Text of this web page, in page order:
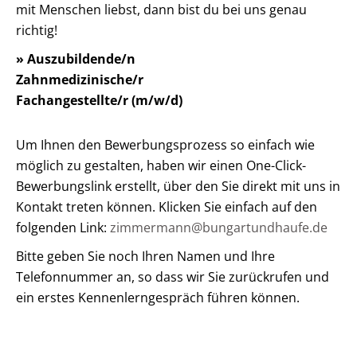
mit Menschen liebst, dann bist du bei uns genau
richtig!
» Auszubildende/n
Zahnmedizinische/r
Fachangestellte/r (m/w/d)
Um Ihnen den Bewerbungsprozess so einfach wie
möglich zu gestalten, haben wir einen One-Click-
Bewerbungslink erstellt, über den Sie direkt mit uns in
Kontakt treten können. Klicken Sie einfach auf den
folgenden Link: zimmermann@bungartundhaufe.de
Bitte geben Sie noch Ihren Namen und Ihre
Telefonnummer an, so dass wir Sie zurückrufen und
ein erstes Kennenlerngespräch führen können.